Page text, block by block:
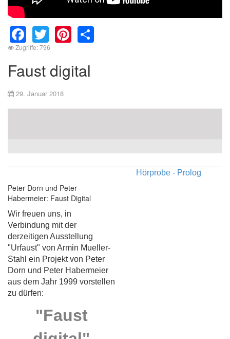
Facebook
TwitterPinterest
Zugriffe: 796
Faust digital
29. Januar 2018
Peter Dorn und Peter
Habermeier: Faust Digital
Wir freuen uns, in
Verbindung mit der
derzeitigen Ausstellung
"Urfaust" von Armin Mueller-
Stahl ein Projekt von Peter
Dorn und Peter Habermeier
aus dem Jahr 1999 vorstellen
zu dürfen:
"Faust
Hörprobe - Prolog